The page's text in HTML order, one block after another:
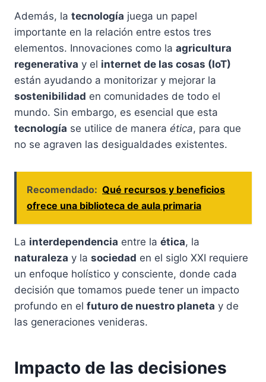
Además, la tecnología juega un papel
importante en la relación entre estos tres
elementos. Innovaciones como la agricultura
regenerativa y el internet de las cosas (IoT)
están ayudando a monitorizar y mejorar la
sostenibilidad en comunidades de todo el
mundo. Sin embargo, es esencial que esta
tecnología se utilice de manera ética, para que
no se agraven las desigualdades existentes.
Recomendado: Qué recursos y beneficios
ofrece una biblioteca de aula primaria
La interdependencia entre la ética, la
naturaleza y la sociedad en el siglo XXI requiere
un enfoque holístico y consciente, donde cada
decisión que tomamos puede tener un impacto
profundo en el futuro de nuestro planeta y de
las generaciones venideras.
Impacto de las decisiones